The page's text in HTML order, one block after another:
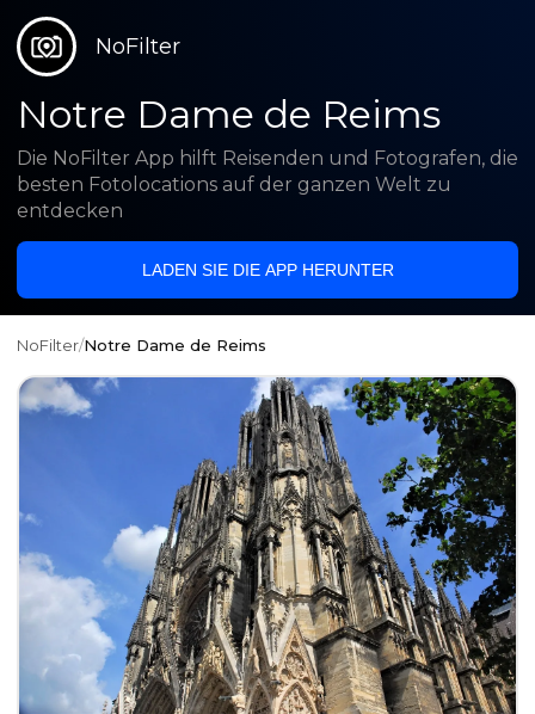
NoFilter
Notre Dame de Reims
Die NoFilter App hilft Reisenden und Fotografen, die
besten Fotolocations auf der ganzen Welt zu
entdecken
LADEN SIE DIE APP HERUNTER
NoFilter/Notre Dame de Reims